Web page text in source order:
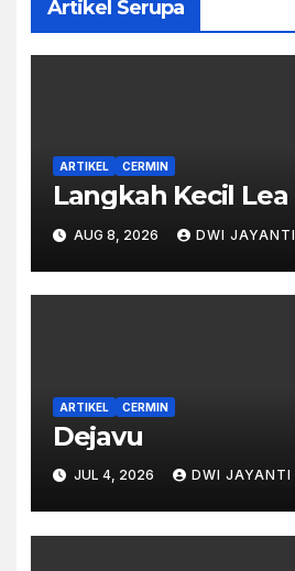
Artikel Serupa
ARTIKEL CERMIN
Langkah Kecil Lea
AUG 8, 2026 DWI JAYANTI
ARTIKEL CERMIN
Dejavu
JUL 4, 2026 DWI JAYANTI